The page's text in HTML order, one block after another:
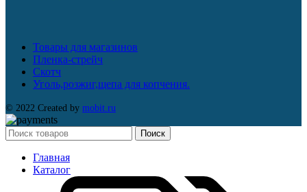
Товары для магазинов
Пленка-стрейч
Скотч
Уголь,розжиг,щепа для копчения.
© 2022 Created by mobit.ru
Поиск
Главная
Каталог